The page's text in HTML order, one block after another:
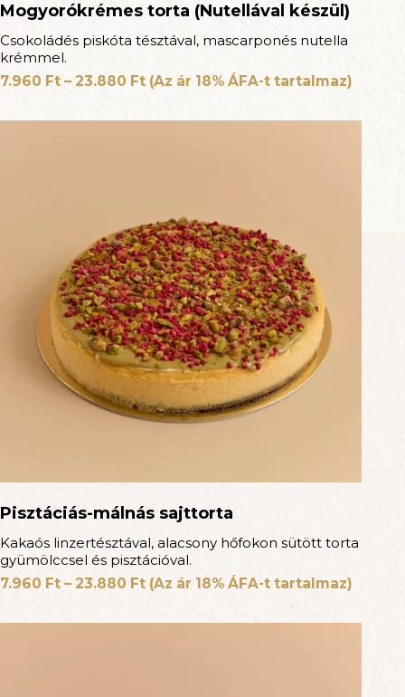
Mogyorókrémes torta (Nutellával készül)
Csokoládés piskóta tésztával, mascarponés nutella
krémmel.
7.960 Ft – 23.880 Ft (Az ár 18% ÁFA-t tartalmaz)
Pisztáciás-málnás sajttorta
Kakaós linzertésztával, alacsony hőfokon sütött torta
gyümölccsel és pisztációval.
7.960 Ft – 23.880 Ft (Az ár 18% ÁFA-t tartalmaz)